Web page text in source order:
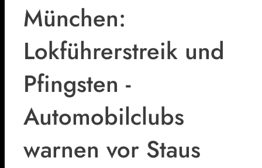
München:
Lokführerstreik und
Pfingsten -
Automobilclubs
warnen vor Staus